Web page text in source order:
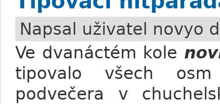
Napsal uživatel novyo
Ve dvanáctém kole
tipovalo všech
podvečera v